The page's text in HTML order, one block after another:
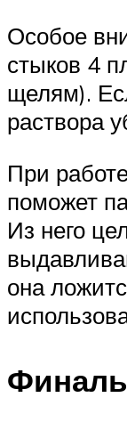
Особое
стыков 4
щелям).
раствора
При
поможет
Из него
она